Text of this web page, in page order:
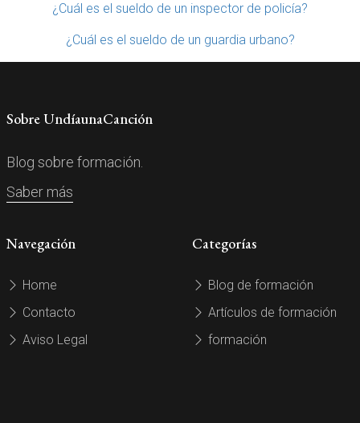
¿Cuál es el sueldo de un inspector de policía?
¿Cuál es el sueldo de un guardia urbano?
Sobre UndíaunaCanción
Blog sobre formación.
Saber más
Navegación
Home
Contacto
Aviso Legal
Categorías
Blog de formación
Artículos de formación
formación